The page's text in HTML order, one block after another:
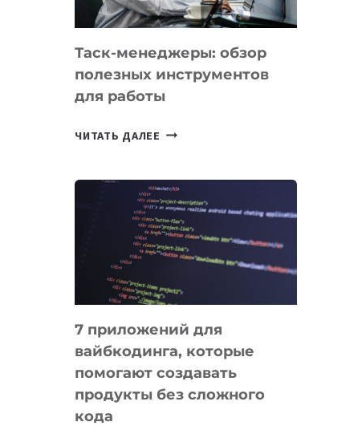
Таск-менеджеры: обзор
полезных инструментов
для работы
ЧИТАТЬ ДАЛЕЕ ТАСК-
ПОЛЕЗНЫХ
ИНСТРУМЕНТОВ
ДЛЯ
РАБОТЫ
7 приложений для
вайбкодинга, которые
помогают создавать
продукты без сложного
кода